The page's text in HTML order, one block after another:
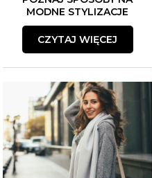
MODNE STYLIZACJE
CZYTAJ WIĘCEJ